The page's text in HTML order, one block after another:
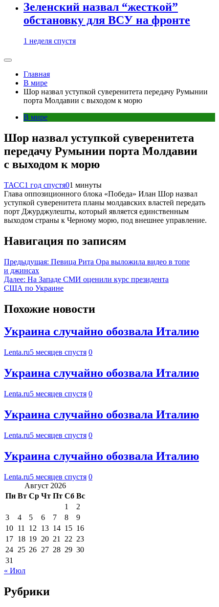
Зеленский назвал “жесткой”
обстановку для ВСУ на фронте
1 неделя спустя
Главная
В мире
Шор назвал уступкой суверенитета передачу Румынии
порта Молдавии с выходом к морю
В мире
Шор назвал уступкой суверенитета
передачу Румынии порта Молдавии
с выходом к морю
ТАСС1 год спустя01 минуты
Глава оппозиционного блока «Победа» Илан Шор назвал
уступкой суверенитета планы молдавских властей передать
порт Джурджулешты, который является единственным
выходом страны к Черному морю, под внешнее управление.
Навигация по записям
Предыдущая: Певица Рита Ора выложила видео в топе
и джинсах
Далее: На Западе СМИ оценили курс президента
США по Украине
Похожие новости
Украина случайно обозвала Италию
Lenta.ru5 месяцев спустя 0
Украина случайно обозвала Италию
Lenta.ru5 месяцев спустя 0
Украина случайно обозвала Италию
Lenta.ru5 месяцев спустя 0
Украина случайно обозвала Италию
Lenta.ru5 месяцев спустя 0
Август 2026
Пн Вт Ср Чт Пт Сб Вс
1
2
3
4 5 6 7 8
9
10 11 12 13 14 15 16
17 18 19 20 21 22 23
24 25 26 27 28 29 30
31
« Июл
Рубрики